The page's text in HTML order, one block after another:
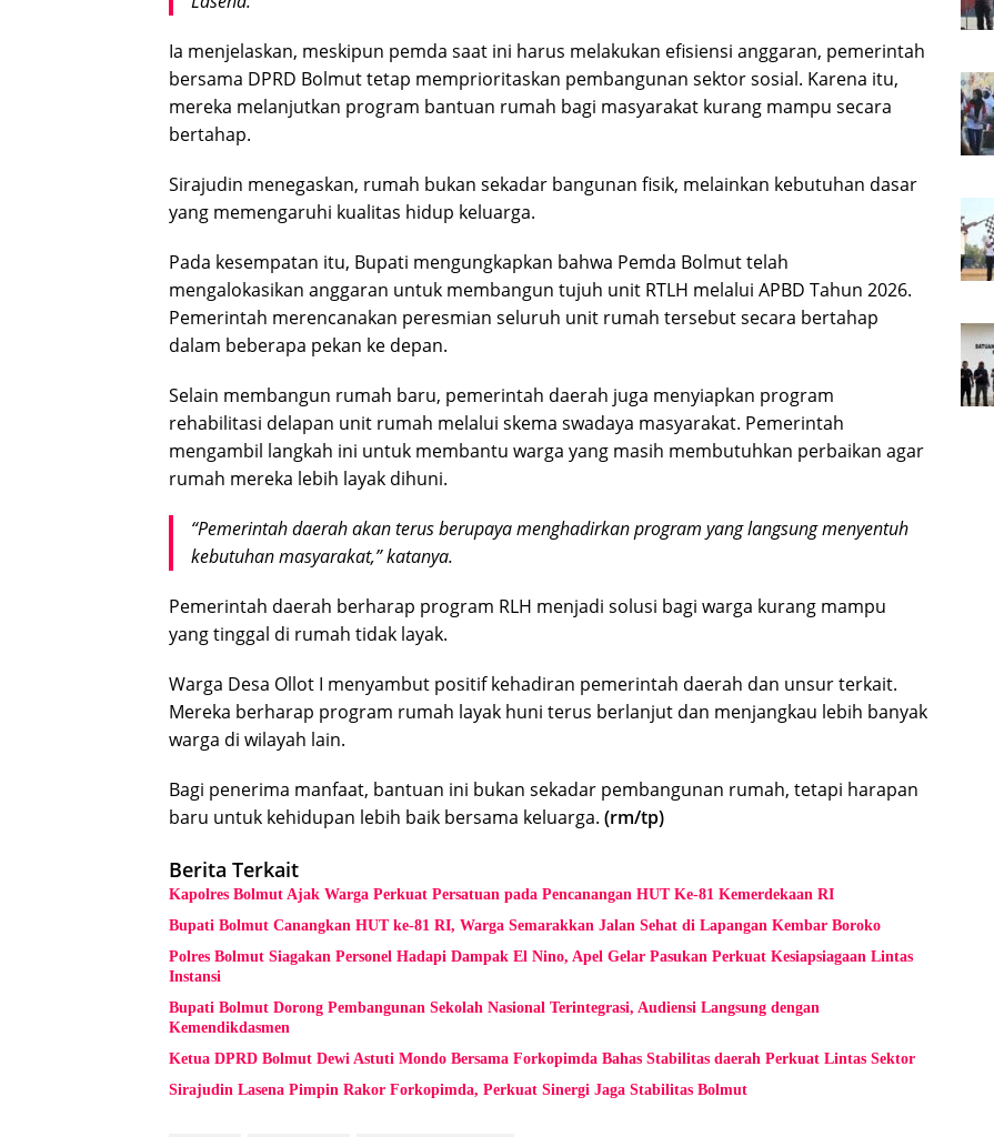
Ia menjelaskan, meskipun pemda saat ini harus melakukan efisiensi anggaran, pemerintah
bersama DPRD Bolmut tetap memprioritaskan pembangunan sektor sosial. Karena itu,
mereka melanjutkan program bantuan rumah bagi masyarakat kurang mampu secara
bertahap.
Sirajudin menegaskan, rumah bukan sekadar bangunan fisik, melainkan kebutuhan dasar
yang memengaruhi kualitas hidup keluarga.
Pada kesempatan itu, Bupati mengungkapkan bahwa Pemda Bolmut telah
mengalokasikan anggaran untuk membangun tujuh unit RTLH melalui APBD Tahun 2026.
Pemerintah merencanakan peresmian seluruh unit rumah tersebut secara bertahap
dalam beberapa pekan ke depan.
Selain membangun rumah baru, pemerintah daerah juga menyiapkan program
rehabilitasi delapan unit rumah melalui skema swadaya masyarakat. Pemerintah
mengambil langkah ini untuk membantu warga yang masih membutuhkan perbaikan agar
rumah mereka lebih layak dihuni.
“Pemerintah daerah akan terus berupaya menghadirkan program yang langsung menyentuh
kebutuhan masyarakat,” katanya.
Pemerintah daerah berharap program RLH menjadi solusi bagi warga kurang mampu
yang tinggal di rumah tidak layak.
Warga Desa Ollot I menyambut positif kehadiran pemerintah daerah dan unsur terkait.
Mereka berharap program rumah layak huni terus berlanjut dan menjangkau lebih banyak
warga di wilayah lain.
Bagi penerima manfaat, bantuan ini bukan sekadar pembangunan rumah, tetapi harapan
baru untuk kehidupan lebih baik bersama keluarga. (rm/tp)
Berita Terkait
Kapolres Bolmut Ajak Warga Perkuat Persatuan pada Pencanangan HUT Ke-81 Kemerdekaan RI
Bupati Bolmut Canangkan HUT ke-81 RI, Warga Semarakkan Jalan Sehat di Lapangan Kembar Boroko
Polres Bolmut Siagakan Personel Hadapi Dampak El Nino, Apel Gelar Pasukan Perkuat Kesiapsiagaan Lintas
Instansi
Bupati Bolmut Dorong Pembangunan Sekolah Nasional Terintegrasi, Audiensi Langsung dengan
Kemendikdasmen
Ketua DPRD Bolmut Dewi Astuti Mondo Bersama Forkopimda Bahas Stabilitas daerah Perkuat Lintas Sektor
Sirajudin Lasena Pimpin Rakor Forkopimda, Perkuat Sinergi Jaga Stabilitas Bolmut